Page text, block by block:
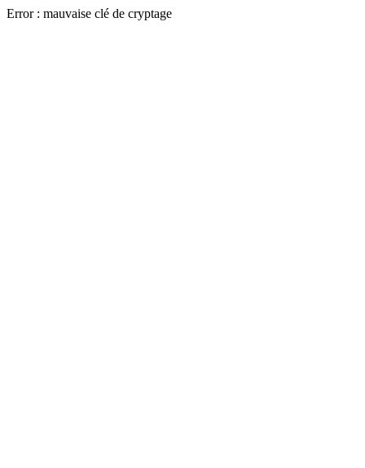
Error : mauvaise clé de cryptage